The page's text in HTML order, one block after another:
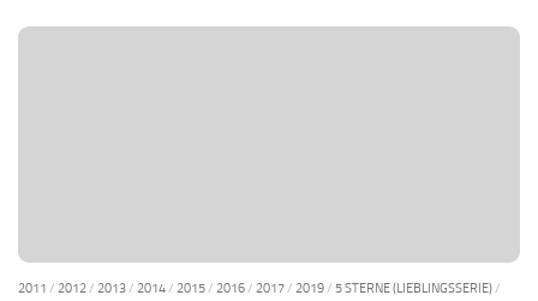
2011 / 2012/ 2013/ 2014/ 2015/ 2016/ 2017/ 2019/ 5 STERNE (LIEBLINGSSERIE)/